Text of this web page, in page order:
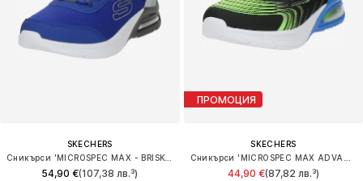
SKECHERS
Сникърси 'MICROSPEC MAX - BRISK-STRIPE'
54,90 €(107,38 лв.³)
ПРОМОЦИЯ
SKECHERS
44,90 €(87,82 лв.³)